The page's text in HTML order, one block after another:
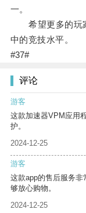
一。
希望更多的玩家
中的竞技水平。
#37#
评论
游客
这款加速器VPM应用
护。
2024-12-25
游客
这款app的售后服务
够放心购物。
2024-12-25